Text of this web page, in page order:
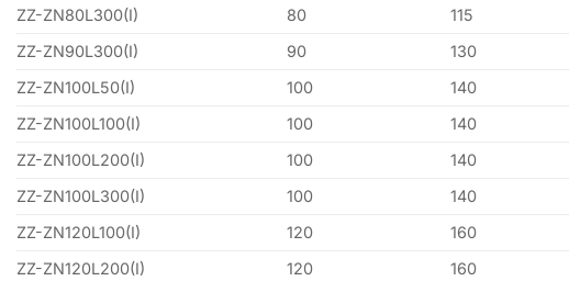
ZZ-ZN80L300(I)
80 115
ZZ-ZN90L300(I)
90 130
ZZ-ZN100L50(I)
100 140
ZZ-ZN100L100(I)
100 140
ZZ-ZN100L200(I)
100 140
ZZ-ZN100L300(I)
100 140
ZZ-ZN120L100(I)
120 160
ZZ-ZN120L200(I)
120 160